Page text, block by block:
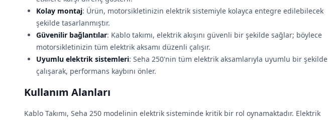
Kolay montaj: Ürün, motorsikletinizin elektrik sistemiyle kolayca entegre edilebilecek
şekilde tasarlanmıştır.
Güvenilir bağlantılar: Kablo takımı, elektrik akışını güvenli bir şekilde sağlar; böylece
motorsikletinizin tüm elektrik aksamı düzenli çalışır.
Uyumlu elektrik sistemleri: Seha 250'nin tüm elektrik aksamlarıyla uyumlu bir şekilde
çalışarak, performans kaybını önler.
Kullanım Alanları
Kablo Takımı, Seha 250 modelinin elektrik sisteminde kritik bir rol oynamaktadır. Elektrik